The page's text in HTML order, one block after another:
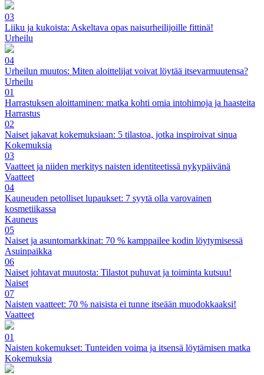
03
Liiku ja kukoista: Askeltava opas naisurheilijoille fittinä!
Urheilu
04
Urheilun muutos: Miten aloittelijat voivat löytää itsevarmuutensa?
Urheilu
01
Harrastuksen aloittaminen: matka kohti omia intohimoja ja haasteita
Harrastus
02
Naiset jakavat kokemuksiaan: 5 tilastoa, jotka inspiroivat sinua
Kokemuksia
03
Vaatteet ja niiden merkitys naisten identiteetissä nykypäivänä
Vaatteet
04
Kauneuden petolliset lupaukset: 7 syytä olla varovainen
kosmetiikassa
Kauneus
05
Naiset ja asuntomarkkinat: 70 % kamppailee kodin löytymisessä
Asuinpaikka
06
Naiset johtavat muutosta: Tilastot puhuvat ja toiminta kutsuu!
Naiset
07
Naisten vaatteet: 70 % naisista ei tunne itseään muodokkaaksi!
Vaatteet
01
Naisten kokemukset: Tunteiden voima ja itsensä löytämisen matka
Kokemuksia